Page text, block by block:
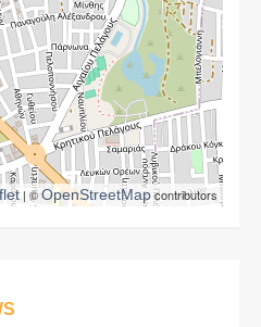
| ©OpenStreetMapcontributors